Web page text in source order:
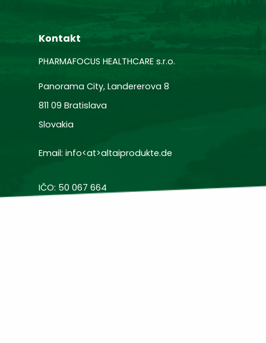
Kontakt
PHARMAFOCUS HEALTHCARE s.r.o.
Panorama City, Landererova 8
811 09 Bratislava
Slovakia
Email: info<at>altaiprodukte.de
IČO: 50 067 664